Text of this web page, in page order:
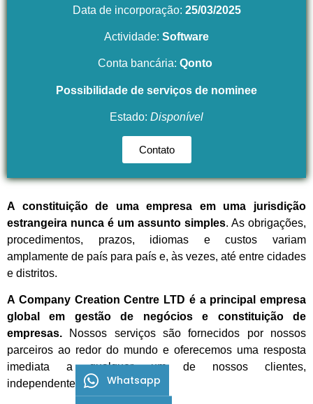
Data de incorporação: 25/03/2025
Actividade: Software
Conta bancária: Qonto
Possibilidade de serviços de nominee
Estado: Disponível
Contato
A constituição de uma empresa em uma jurisdição
estrangeira nunca é um assunto simples. As obrigações,
procedimentos, prazos, idiomas e custos variam
amplamente de país para país e, às vezes, até entre cidades
e distritos.
A Company Creation Centre LTD é a principal empresa
global em gestão de negócios e constituição de
empresas. Nossos serviços são fornecidos por nossos
parceiros ao redor do mundo e oferecemos uma resposta
imediata a qualquer um de nossos clientes,
independentemente do idioma.
Whatsapp